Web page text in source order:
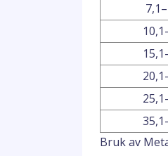
Bruk av